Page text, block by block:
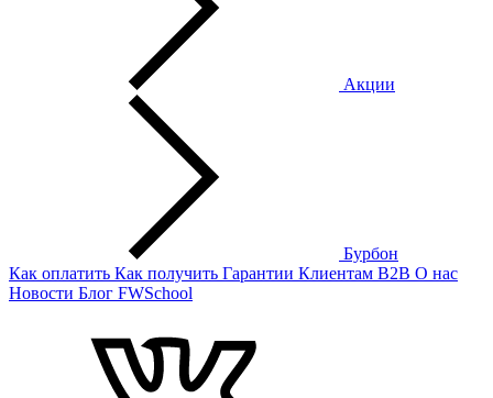
Акции
Бурбон
Как оплатить Как получить Гарантии Клиентам B2B О нас
Новости Блог FWSchool